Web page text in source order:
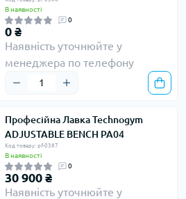
В наявності
0
0 ₴
Наявність уточнюйте у
менеджера по телефону
Професійна Лавка Technogym
ADJUSTABLE BENCH PA04
Код товару: pf-0387
В наявності
0
30 900 ₴
Наявність уточнюйте у